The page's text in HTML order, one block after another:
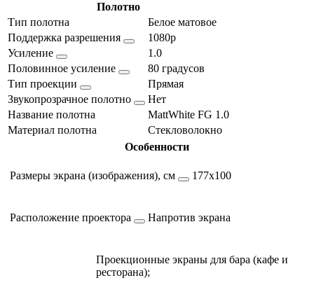
Полотно
Тип полотна
Белое матовое
Поддержка разрешения
1080p
Усиление
1.0
Половинное усиление
80 градусов
Тип проекции
Прямая
Звукопрозрачное полотно
Нет
Название полотна
MattWhite FG 1.0
Материал полотна
Стекловолокно
Особенности
Размеры экрана (изображения), см 177х100
Расположение проектора Напротив экрана
Проекционные экраны для бара (кафе и
ресторана);